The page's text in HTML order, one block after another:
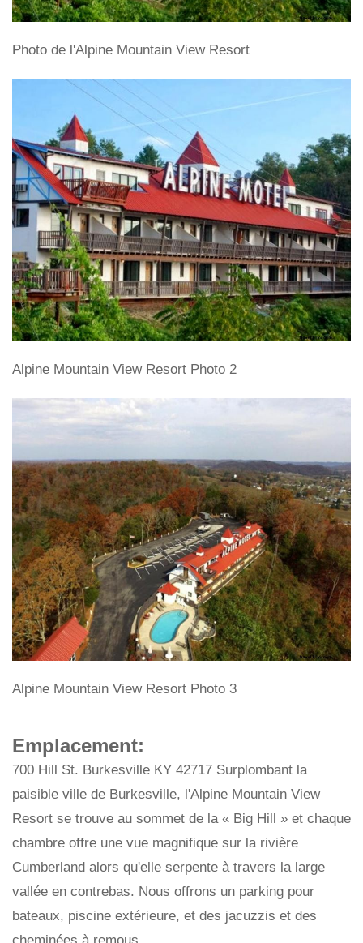
Photo de l'Alpine Mountain View Resort
Alpine Mountain View Resort Photo 2
Alpine Mountain View Resort Photo 3
Emplacement:
700 Hill St. Burkesville KY 42717 Surplombant la
paisible ville de Burkesville, l'Alpine Mountain View
Resort se trouve au sommet de la « Big Hill » et chaque
chambre offre une vue magnifique sur la rivière
Cumberland alors qu'elle serpente à travers la large
vallée en contrebas. Nous offrons un parking pour
bateaux, piscine extérieure, et des jacuzzis et des